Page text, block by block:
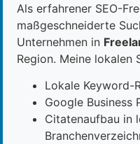
Als erfahrener SEO-
maßgeschneiderte
Unternehmen in
Region. Meine lokalen
Lokale Keyword-
Google Business
Citatenaufbau in